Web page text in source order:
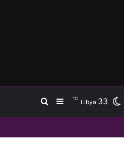
Libya 33
℃ إضافة عمود جانبي
بحث عن